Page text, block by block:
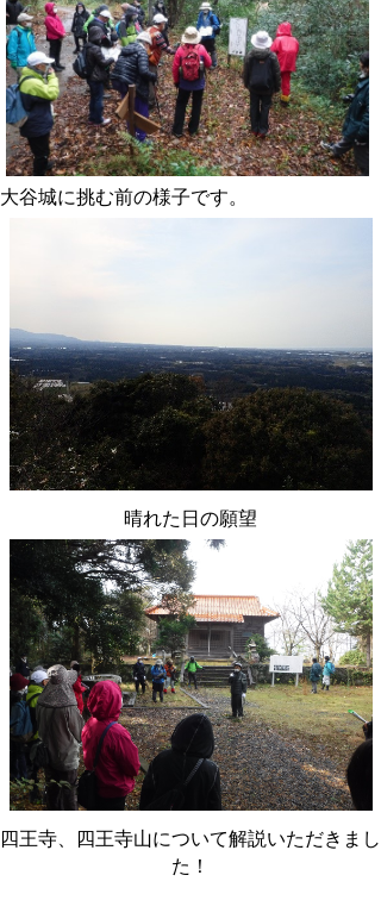
大谷城に挑む前の様子です。
晴れた日の願望
四王寺、四王寺山について解説いただきまし
た！